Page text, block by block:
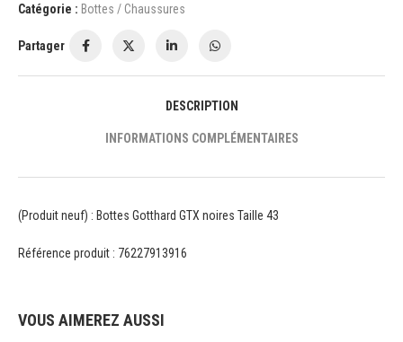
Catégorie : Bottes / Chaussures
Partager
DESCRIPTION
INFORMATIONS COMPLÉMENTAIRES
(Produit neuf) : Bottes Gotthard GTX noires Taille 43
Référence produit : 76227913916
VOUS AIMEREZ AUSSI